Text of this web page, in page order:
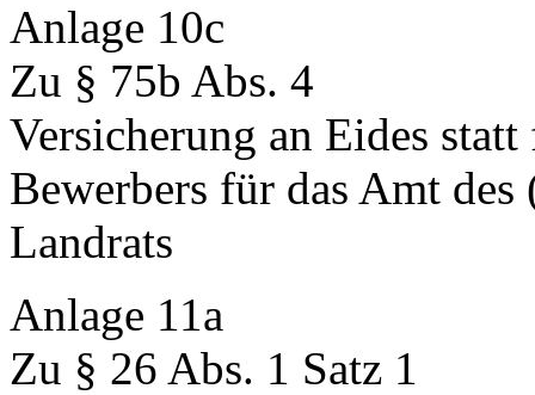
Anlage 10c
Zu § 75b Abs. 4
Versicherung an Eides
Bewerbers für das Amt
Landrats
Anlage 11a
Zu § 26 Abs. 1 Satz 1